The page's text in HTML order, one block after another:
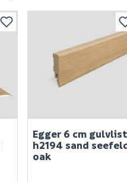
Egger 6 cm gulvlist
h2194 sand
oak